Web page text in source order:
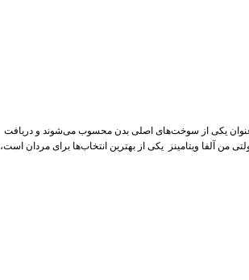
به عنوان یکی از سوخت‌های اصلی بدن محسوب می‌شوند و دریافت
من آلفا ویتامینز یکی از بهترین انتخاب‌ها برای مردان است،